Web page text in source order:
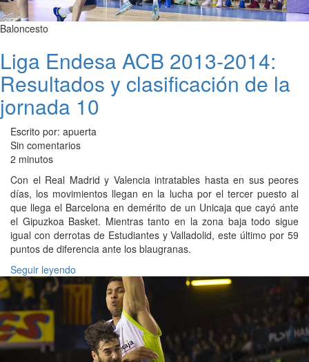
Baloncesto
Liga Endesa ACB 2013-2014:
Resultados y clasificación de la
jornada 10
Escrito por: apuerta
Sin comentarios
2 minutos
Con el Real Madrid y Valencia intratables hasta en sus peores
días, los movimientos llegan en la lucha por el tercer puesto al
que llega el Barcelona en demérito de un Unicaja que cayó ante
el Gipuzkoa Basket. Mientras tanto en la zona baja todo sigue
igual con derrotas de Estudiantes y Valladolid, este último por 59
puntos de diferencia ante los blaugranas.
Seguir leyendo